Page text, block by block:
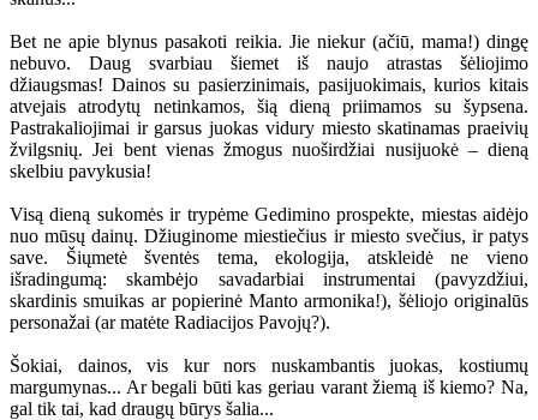
Bet ne apie blynus pasakoti reikia. Jie niekur (ačiū, mama!) dingę
nebuvo. Daug svarbiau šiemet iš naujo atrastas šėliojimo
džiaugsmas! Dainos su pasierzinimais, pasijuokimais, kurios kitais
atvejais atrodytų netinkamos, šią dieną priimamos su šypsena.
Pastrakaliojimai ir garsus juokas vidury miesto skatinamas praeivių
žvilgsnių. Jei bent vienas žmogus nuoširdžiai nusijuokė – dieną
skelbiu pavykusia!
Visą dieną sukomės ir trypėme Gedimino prospekte, miestas aidėjo
nuo mūsų dainų. Džiuginome miestiečius ir miesto svečius, ir patys
save. Šiųmetė šventės tema, ekologija, atskleidė ne vieno
išradingumą: skambėjo savadarbiai instrumentai (pavyzdžiui,
skardinis smuikas ar popierinė Manto armonika!), šėliojo originalūs
personažai (ar matėte Radiacijos Pavojų?).
Šokiai, dainos, vis kur nors nuskambantis juokas, kostiumų
margumynas... Ar begali būti kas geriau varant žiemą iš kiemo? Na,
gal tik tai, kad draugų būrys šalia...